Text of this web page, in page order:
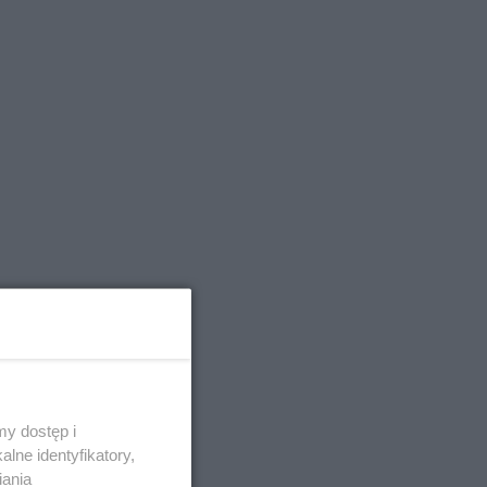
dostęp i
identyfikatory,